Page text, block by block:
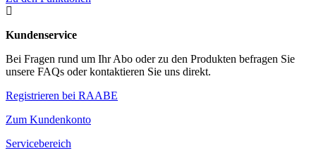

Kundenservice
Bei Fragen rund um Ihr Abo oder zu den Produkten befragen Sie
unsere FAQs oder kontaktieren Sie uns direkt.
Registrieren bei RAABE
Zum Kundenkonto
Servicebereich